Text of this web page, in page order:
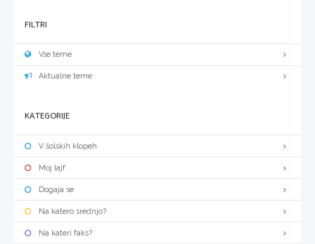
FILTRI
Vse teme
Aktualne teme
KATEGORIJE
V šolskih klopeh
Moj lajf
Dogaja se
Na katero srednjo?
Na kateri faks?